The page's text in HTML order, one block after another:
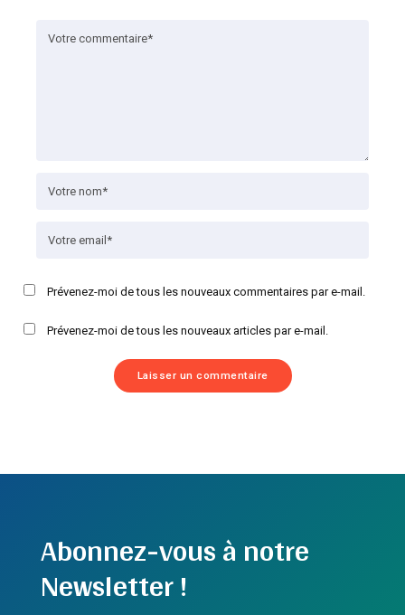
Prévenez-moi de tous les nouveaux commentaires par e-mail.
Prévenez-moi de tous les nouveaux articles par e-mail.
Abonnez-vous à notre
Newsletter !